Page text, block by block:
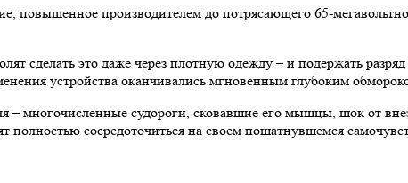
повышенное производителем до потрясающего 65-
сделать это даже через плотную одежду – и подержать
устройства оканчивались мгновенным глубоким
– многочисленные судороги, сковавшие его мышцы, шок от
полностью сосредоточиться на своем пошатнувшемся